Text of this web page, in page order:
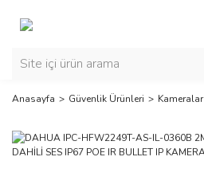
Anasayfa Güvenlik Ürünleri Kameralar